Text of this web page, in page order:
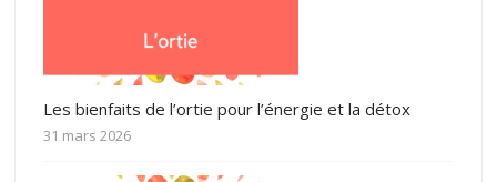
Les bienfaits de l’ortie pour l’énergie et la détox
31 mars 2026